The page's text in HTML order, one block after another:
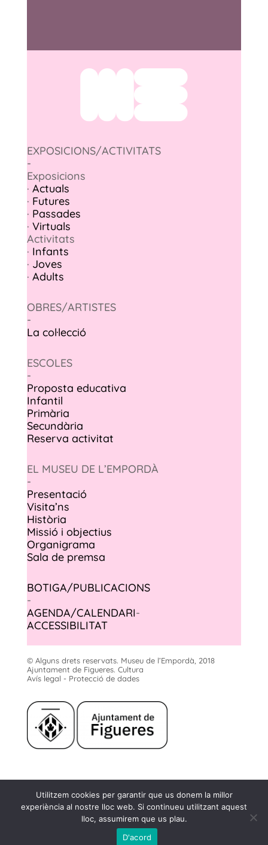
EXPOSICIONS/ACTIVITATS
-
Exposicions
· Actuals
· Futures
· Passades
· Virtuals
Activitats
· Infants
· Joves
· Adults
OBRES/ARTISTES
-
La col·lecció
ESCOLES
-
Proposta educativa
Infantil
Primària
Secundària
Reserva activitat
EL MUSEU DE L’EMPORDÀ
-
Presentació
Visita’ns
Història
Missió i objectius
Organigrama
Sala de premsa
BOTIGA/PUBLICACIONS
-
AGENDA/CALENDARI-
ACCESSIBILITAT
© Alguns drets reservats. Museu de l’Empordà, 2018
Ajuntament de Figueres. Cultura
Avís legal - Protecció de dades
Museu de l'Empordà
Rambla, 2
17600 Figueres
infome@museuemporda.org972 50 23 05
Utilitzem cookies per garantir que us donem la millor
experiència al nostre lloc web. Si continueu utilitzant aquest
lloc, assumirem que us plau.
D'acord